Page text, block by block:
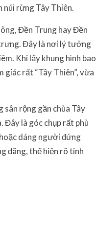
núi rừng Tây Thiên.
Đền Trung hay Đền
Đây là nơi lý tưởng
Khi lấy khung hình bao
giác rất “Tây Thiên”, vừa
sân rộng gần chùa Tây
Đây là góc chụp rất phù
dáng người đứng
đãng, thể hiện rõ tinh